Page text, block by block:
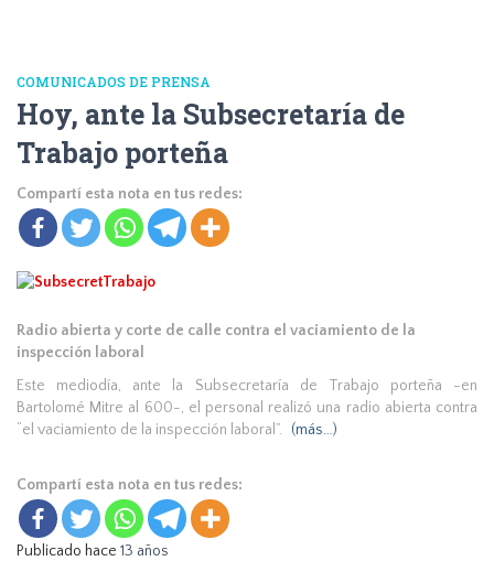
COMUNICADOS DE PRENSA
Hoy, ante la Subsecretaría de
Trabajo porteña
Compartí esta nota en tus redes:
Radio abierta y corte de calle contra el vaciamiento de la
inspección laboral
Este mediodía, ante la Subsecretaría de Trabajo porteña -en
Bartolomé Mitre al 600-, el personal realizó una radio abierta contra
“el vaciamiento de la inspección laboral”.
(más…)
Compartí esta nota en tus redes:
Publicado hace 13 años